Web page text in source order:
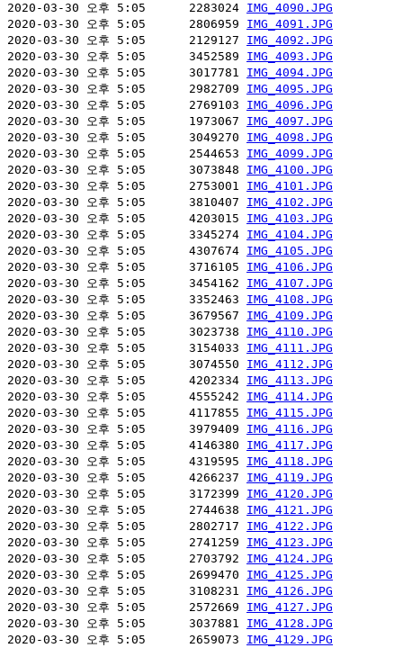
2020-03-30 오후 5:05      2283024 IMG_4090.JPG
2020-03-30 오후 5:05      2806959 IMG_4091.JPG
2020-03-30 오후 5:05      2129127 IMG_4092.JPG
2020-03-30 오후 5:05      3452589 IMG_4093.JPG
2020-03-30 오후 5:05      3017781 IMG_4094.JPG
2020-03-30 오후 5:05      2982709 IMG_4095.JPG
2020-03-30 오후 5:05      2769103 IMG_4096.JPG
2020-03-30 오후 5:05      1973067 IMG_4097.JPG
2020-03-30 오후 5:05      3049270 IMG_4098.JPG
2020-03-30 오후 5:05      2544653 IMG_4099.JPG
2020-03-30 오후 5:05      3073848 IMG_4100.JPG
2020-03-30 오후 5:05      2753001 IMG_4101.JPG
2020-03-30 오후 5:05      3810407 IMG_4102.JPG
2020-03-30 오후 5:05      4203015 IMG_4103.JPG
2020-03-30 오후 5:05      3345274 IMG_4104.JPG
2020-03-30 오후 5:05      4307674 IMG_4105.JPG
2020-03-30 오후 5:05      3716105 IMG_4106.JPG
2020-03-30 오후 5:05      3454162 IMG_4107.JPG
2020-03-30 오후 5:05      3352463 IMG_4108.JPG
2020-03-30 오후 5:05      3679567 IMG_4109.JPG
2020-03-30 오후 5:05      3023738 IMG_4110.JPG
2020-03-30 오후 5:05      3154033 IMG_4111.JPG
2020-03-30 오후 5:05      3074550 IMG_4112.JPG
2020-03-30 오후 5:05      4202334 IMG_4113.JPG
2020-03-30 오후 5:05      4555242 IMG_4114.JPG
2020-03-30 오후 5:05      4117855 IMG_4115.JPG
2020-03-30 오후 5:05      3979409 IMG_4116.JPG
2020-03-30 오후 5:05      4146380 IMG_4117.JPG
2020-03-30 오후 5:05      4319595 IMG_4118.JPG
2020-03-30 오후 5:05      4266237 IMG_4119.JPG
2020-03-30 오후 5:05      3172399 IMG_4120.JPG
2020-03-30 오후 5:05      2744638 IMG_4121.JPG
2020-03-30 오후 5:05      2802717 IMG_4122.JPG
2020-03-30 오후 5:05      2741259 IMG_4123.JPG
2020-03-30 오후 5:05      2703792 IMG_4124.JPG
2020-03-30 오후 5:05      2699470 IMG_4125.JPG
2020-03-30 오후 5:05      3108231 IMG_4126.JPG
2020-03-30 오후 5:05      2572669 IMG_4127.JPG
2020-03-30 오후 5:05      3037881 IMG_4128.JPG
2020-03-30 오후 5:05      2659073 IMG_4129.JPG